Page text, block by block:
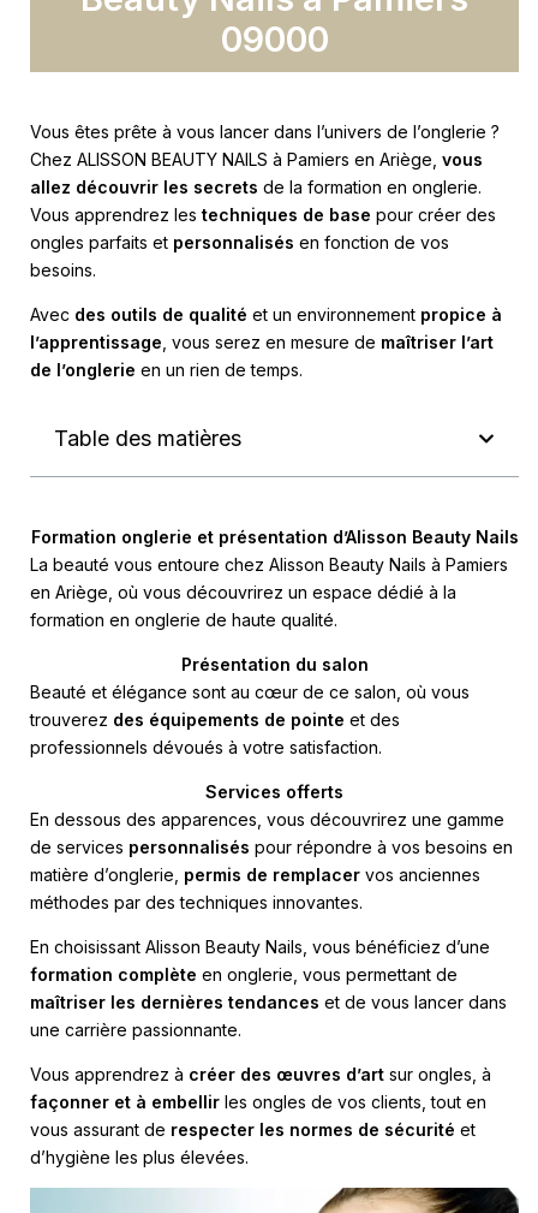
09000
Vous êtes prête à vous lancer dans l’univers de l’onglerie ?
Chez ALISSON BEAUTY NAILS à Pamiers en Ariège, vous
allez découvrir les secrets de la formation en onglerie.
Vous apprendrez les techniques de base pour créer des
ongles parfaits et personnalisés en fonction de vos
besoins.
Avec des outils de qualité et un environnement propice à
l’apprentissage , vous serez en mesure de maîtriser l’art
de l’onglerie en un rien de temps.
Table des matières
Formation onglerie et présentation d’Alisson Beauty Nails
La beauté vous entoure chez Alisson Beauty Nails à Pamiers
en Ariège, où vous découvrirez un espace dédié à la
formation en onglerie de haute qualité.
Présentation du salon
Beauté et élégance sont au cœur de ce salon, où vous
trouverez des équipements de pointe et des
professionnels dévoués à votre satisfaction.
Services offerts
En dessous des apparences, vous découvrirez une gamme
de services personnalisés pour répondre à vos besoins en
matière d’onglerie, permis de remplacer vos anciennes
méthodes par des techniques innovantes.
En choisissant Alisson Beauty Nails, vous bénéficiez d’une
formation complète en onglerie, vous permettant de
maîtriser les dernières tendances et de vous lancer dans
une carrière passionnante.
Vous apprendrez à créer des œuvres d’art sur ongles, à
façonner et à embellir les ongles de vos clients, tout en
vous assurant de respecter les normes de sécurité et
d’hygiène les plus élevées.